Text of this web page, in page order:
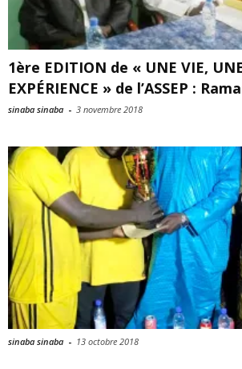
1ère EDITION de « UNE VIE,
EXPÉRIENCE » de l’ASSEP :
sinaba sinaba - 3 novembre 2018
sinaba sinaba - 13 octobre 2018